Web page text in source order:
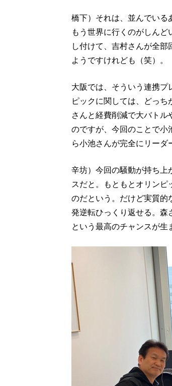
橋下）それは、並んでいる
もう世界に行くのがしん
し付けて、吉村さんが全
ようですけれども（笑）。
大阪では、そういう連携プ
ピックに関しては、どっ
さんと経費削減で大バト
のですが、今回のことで小
ら小池さんが完全にリーダ
辛坊）今回の騒動が持ち上
スだと。もともとオリン
のだという。だけど実質的
発逆転ひっくり返せる。森
という最高のチャンスが生